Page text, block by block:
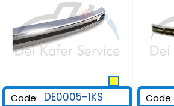
Code: DE0005-1KS Code: